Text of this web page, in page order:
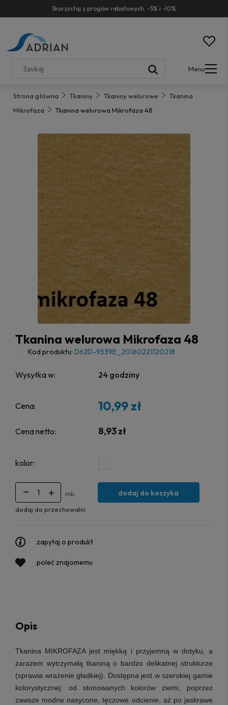
Skorzystaj z progów rabatowych: -5% i -10%
Menu
Strona główna Tkaniny Tkaniny welurowe
Tkanina
Mikrofaza
Tkanina welurowa Mikrofaza 48
Tkanina welurowa Mikrofaza 48
Kod produktu: D62D-9539E_20160221120218
Wysyłka w: 24 godziny
Cena: 10,99 zł
Cena netto: 8,93 zł
kolor:
mb dodaj do koszyka
dodaj do przechowalni
zapytaj o produkt
poleć znajomemu
Opis
Tkanina MIKROFAZA jest miękką i przyjemną w dotyku, a
zarazem wytrzymałą tkaniną o bardzo delikatnej strukturze
(sprawia wrażenie gładkiej). Dostępna jest w szerokiej gamie
kolorystycznej: od stonowanych kolorów ziemi, poprzez
zawsze modne nasycone, tęczowe odcienie, aż po jaskrawe